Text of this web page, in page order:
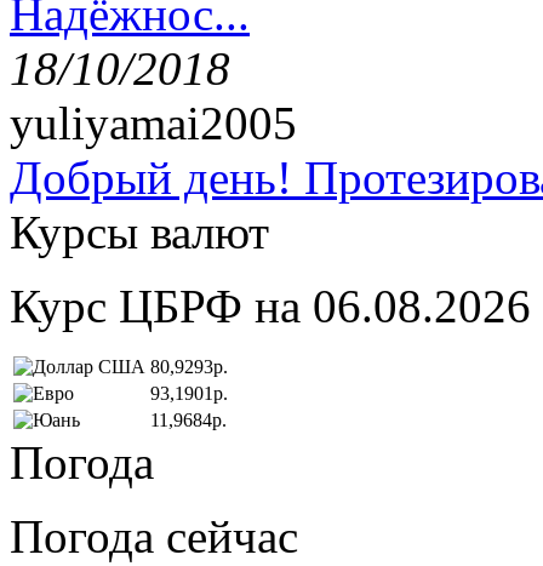
Надёжнос...
18/10/2018
yuliyamai2005
Добрый день!
Курсы валют
Курс ЦБРФ на 06.08.2026
80,9293р.
93,1901р.
11,9684р.
Погода
Погода сейчас